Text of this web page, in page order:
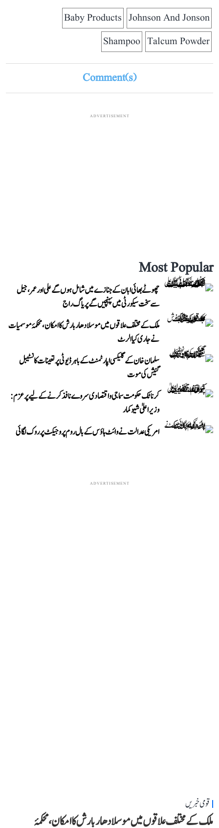
Johnson And Jonson
Baby Products
Talcum Powder
Shampoo
Comment(s)
ADVERTISEMENT
Most Popular
چھوٹے بھائی ابان کے جنازے میں شامل ہوں گے علی اور عمر، جیل
سے سخت سیکورٹی میں پہنچیں گے پریاگ راج
ملک کے مختلف علاقوں میں موسلادھار بارش کا امکان، محکمۂ موسمیات
نے جاری کیا الرٹ
سلمان خان کے گلیکسی اپارٹمنٹ کے باہر ڈیوٹی پر تعینات کانسٹیبل
گنیش کی موت
کرناٹک حکومت سماجی و اقتصادی سروے نافذ کرنے کے لیے پرعزم:
وزیر اعلیٰ شیوکمار
امریکی عدالت نے وائٹ ہاؤس کے بال روم پروجیکٹ پر روک لگائی
ADVERTISEMENT
قومی خبریں
ملک کے مختلف علاقوں میں موسلادھار بارش کا امکان، محکمۂ